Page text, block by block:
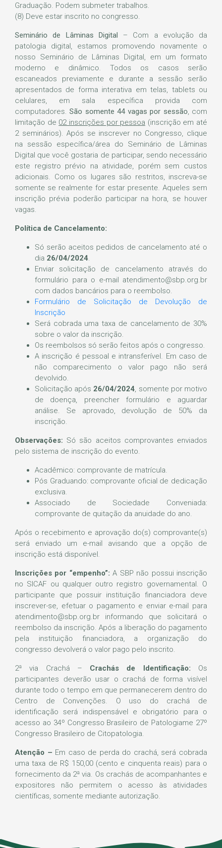
Graduação. Podem submeter trabalhos.
(8) Deve estar inscrito no congresso.
Seminário de Lâminas Digital – Com a evolução da
patologia digital, estamos promovendo novamente o
nosso Seminário de Lâminas Digital, em um formato
moderno e dinâmico. Todos os casos serão
escaneados previamente e durante a sessão serão
apresentados de forma interativa em telas, tablets ou
celulares, em sala específica provida com
computadores.São somente 44 vagas por sessão, com
limitação de 02 inscrições por pessoa (inscrição em até
2 seminários). Após se inscrever no Congresso, clique
na sessão específica/área do Seminário de Lâminas
Digital que você gostaria de participar, sendo necessário
este registro prévio na atividade, porém sem custos
adicionais. Como os lugares são restritos, inscreva-se
somente se realmente for estar presente. Aqueles sem
inscrição prévia poderão participar na hora, se houver
vagas.
Política de Cancelamento:
Só serão aceitos pedidos de cancelamento até o
dia 26/04/2024.
Enviar solicitação de cancelamento através do
formulário para o e-mail atendimento@sbp.org.br
com dados bancários para o reembolso.
Formulário de Solicitação de Devolução de
Inscrição
Será cobrada uma taxa de cancelamento de 30%
sobre o valor da inscrição.
Os reembolsos só serão feitos após o congresso.
A inscrição é pessoal e intransferível. Em caso de
não comparecimento o valor pago não será
devolvido.
Solicitação após 26/04/2024, somente por motivo
de doença, preencher formulário e aguardar
análise. Se aprovado, devolução de 50% da
inscrição.
Observações: Só são aceitos comprovantes enviados
pelo sistema de inscrição do evento.
Acadêmico: comprovante de matrícula.
Pós Graduando: comprovante oficial de dedicação
exclusiva.
Associado de Sociedade Conveniada:
comprovante de quitação da anuidade do ano.
Após o recebimento e aprovação do(s) comprovante(s)
será enviado um e-mail avisando que a opção de
inscrição está disponível.
Inscrições por “empenho”: A SBP não possui inscrição
no SICAF ou qualquer outro registro governamental. O
participante que possuir instituição financiadora deve
inscrever-se, efetuar o pagamento e enviar e-mail para
atendimento@sbp.org.br informando que solicitará o
reembolso da inscrição. Após a liberação do pagamento
pela instituição financiadora, a organização do
congresso devolverá o valor pago pelo inscrito.
2ª via Crachá – Crachás de Identificação: Os
participantes deverão usar o crachá de forma visível
durante todo o tempo em que permanecerem dentro do
Centro de Convenções. O uso do crachá de
identificação será indispensável e obrigatório para o
acesso ao 34º Congresso Brasileiro de Patologiame 27º
Congresso Brasileiro de Citopatologia.
Atenção – Em caso de perda do crachá, será cobrada
uma taxa de R$ 150,00 (cento e cinquenta reais) para o
fornecimento da 2ª via. Os crachás de acompanhantes e
expositores não permitem o acesso às atividades
científicas, somente mediante autorização.